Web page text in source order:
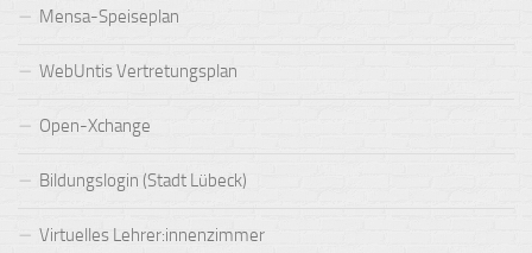
Mensa-Speiseplan
WebUntis Vertretungsplan
Open-Xchange
Bildungslogin (Stadt Lübeck)
Virtuelles Lehrer:innenzimmer